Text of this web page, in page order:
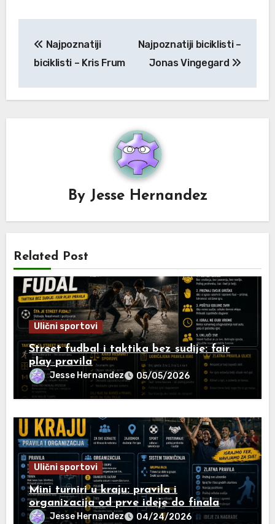
navigation
Najpoznatiji
biciklisti – Kris Frum
Najpoznatiji biciklisti –
Jonas Vingegard
By Jesse Hernandez
Related Post
Ulični sportovi
Street fudbal i taktika bez sudije: fair
play pravila
Jesse Hernandez 05/05/2026
Ulični sportovi
Mini turniri u kraju: pravila i
organizacija od prve ideje do finala
Jesse Hernandez 04/24/2026